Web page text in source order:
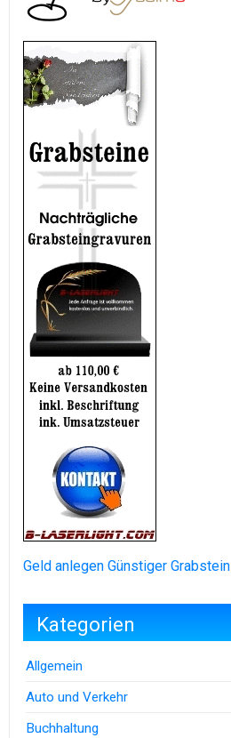
Geld anlegen Günstiger Grabstein
Kategorien
Allgemein
Auto und Verkehr
Buchhaltung